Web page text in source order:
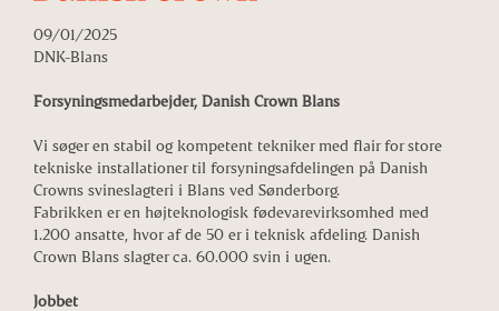
09/01/2025
DNK-Blans
Forsyningsmedarbejder, Danish Crown Blans
Vi søger en stabil og kompetent tekniker med flair for store
tekniske installationer til forsyningsafdelingen på Danish
Crowns svineslagteri i Blans ved Sønderborg.
Fabrikken er en højteknologisk fødevarevirksomhed med
1.200 ansatte, hvor af de 50 er i teknisk afdeling. Danish
Crown Blans slagter ca. 60.000 svin i ugen.
Jobbet